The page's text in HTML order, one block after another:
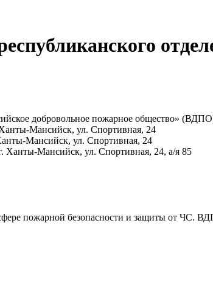
добровольное пожарное общество»
Мансийск, ул. Спортивная, 24
Мансийск, ул. Спортивная, 24
Мансийск, ул. Спортивная, 24, а/я 85
пожарной безопасности и защиты от ЧС.